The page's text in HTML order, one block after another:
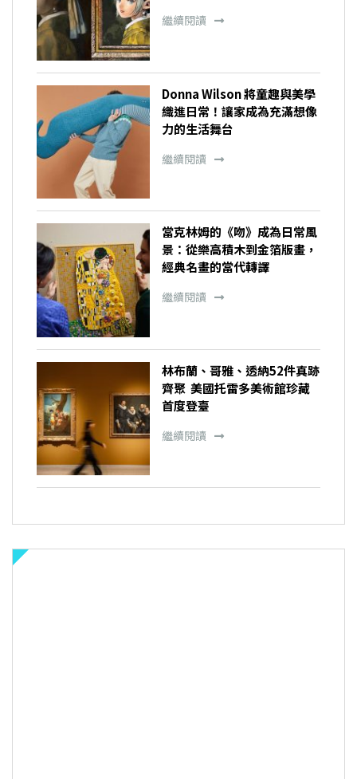
繼續閱讀
Donna Wilson 將童趣與美學
織進日常！讓家成為充滿想像
力的生活舞台
繼續閱讀
當克林姆的《吻》成為日常風
景：從樂高積木到金箔版畫，
經典名畫的當代轉譯
繼續閱讀
林布蘭、哥雅、透納52件真跡
齊聚 美國托雷多美術館珍藏
首度登臺
繼續閱讀